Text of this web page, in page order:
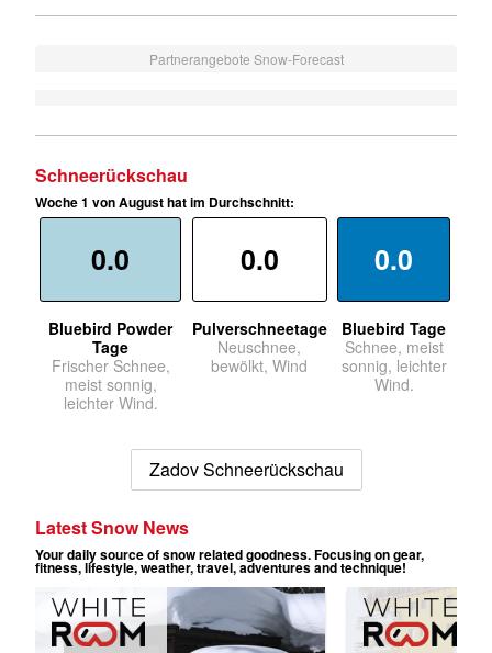
Partnerangebote Snow-Forecast
Schneerückschau
Woche 1 von August hat im Durchschnitt:
0.0
Bluebird Powder
Tage
Frischer Schnee,
meist sonnig,
leichter Wind.
0.0
Pulverschneetage
Neuschnee,
bewölkt, Wind
0.0
Bluebird Tage
Schnee, meist
sonnig, leichter
Wind.
Zadov Schneerückschau